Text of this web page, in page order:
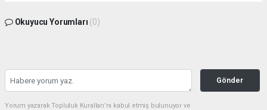
Okuyucu Yorumları (0)
Gönder
Yorum yazarak Topluluk Kuralları’nı kabul etmiş bulunuyor ve